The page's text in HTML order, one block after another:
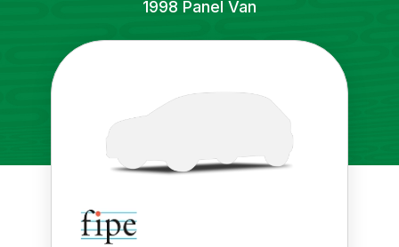
1998 Panel Van